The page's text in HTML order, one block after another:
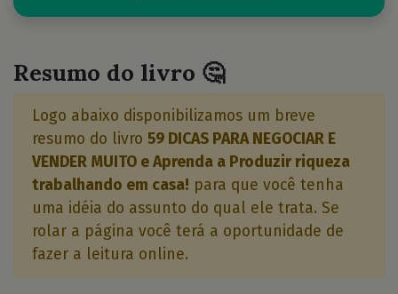
Resumo do livro 🤔
Logo abaixo disponibilizamos um breve
resumo do livro 59 DICAS PARA NEGOCIAR E
VENDER MUITO e Aprenda a Produzir riqueza
trabalhando em casa! para que você tenha
uma idéia do assunto do qual ele trata. Se
rolar a página você terá a oportunidade de
fazer a leitura online.